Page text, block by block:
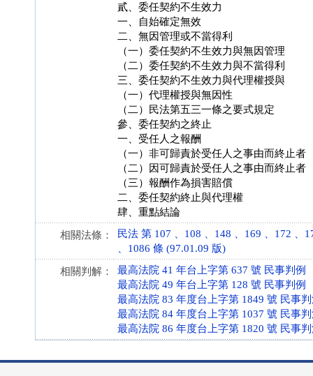
貳、委任契約不生效力
一、自始確定無效
二、無因管理或不當得利
（一）委任契約不生效力與無因管理
（二）委任契約不生效力與不當得利
三、委任契約不生效力與代理權授與
（一）代理權授與無因性
（二）民法第五三一條之要式規定
參、委任契約之終止
一、受任人之報酬
（一）非可歸責於受任人之事由而終止者
（二）因可歸責於受任人之事由而終止者
（三）報酬作為損害賠償
二、委任契約終止與代理權
肆、重點結論
相關法條：
民法 第 107 、108 、148 、169 、172 、
、1086 條 (97.01.09 版)
相關判解：
最高法院 41 年台上字第 637 號 民事判例
最高法院 49 年台上字第 128 號 民事判例
最高法院 83 年度台上字第 1849 號 民事
最高法院 84 年度台上字第 1037 號 民事
最高法院 86 年度台上字第 1820 號 民事